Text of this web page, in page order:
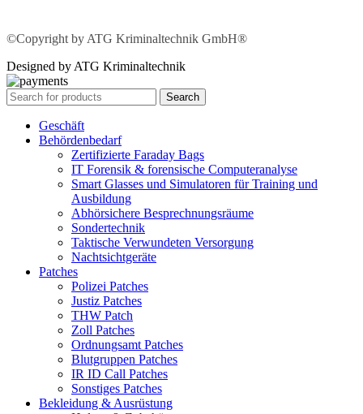
©Copyright by ATG Kriminaltechnik GmbH®
Designed by ATG Kriminaltechnik
Search
Geschäft
Behördenbedarf
Zertifizierte Faraday Bags
IT Forensik & forensische Computeranalyse
Smart Glasses und Simulatoren für Training und
Ausbildung
Abhörsichere Besprechnungsräume
Sondertechnik
Taktische Verwundeten Versorgung
Nachtsichtgeräte
Patches
Polizei Patches
Justiz Patches
THW Patch
Zoll Patches
Ordnungsamt Patches
Blutgruppen Patches
IR ID Call Patches
Sonstiges Patches
Bekleidung & Ausrüstung